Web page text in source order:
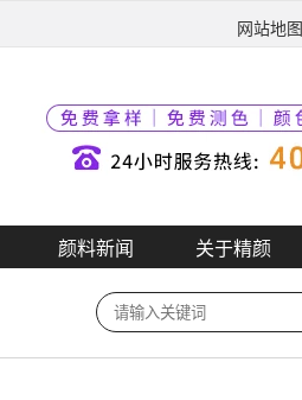
网站地图
颜料新闻 关于精颜